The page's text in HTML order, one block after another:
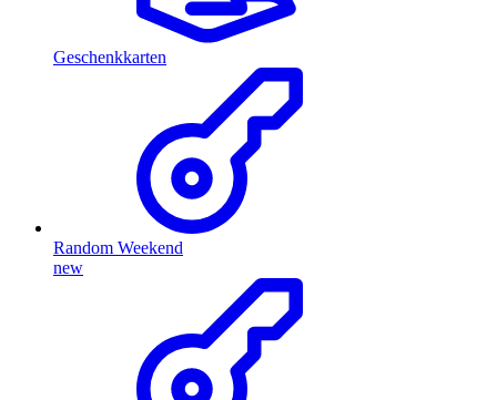
Geschenkkarten
Random Weekend
new